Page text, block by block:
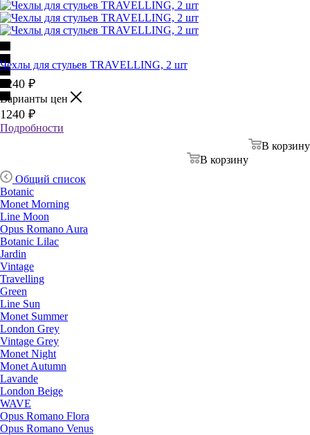
Чехлы для стульев TRAVELLING, 2 шт
1240 ₽
Варианты цен
1240 ₽
Подробности
В корзину
В корзину
Общий список
Botanic
Monet Morning
Line Moon
Opus Romano Aura
Botanic Lilac
Jardin
Vintage
Travelling
Green
Line Sun
Monet Summer
London Grey
Vintage Grey
Monet Night
Monet Autumn
Lavande
London Beige
WAVE
Opus Romano Flora
Opus Romano Venus